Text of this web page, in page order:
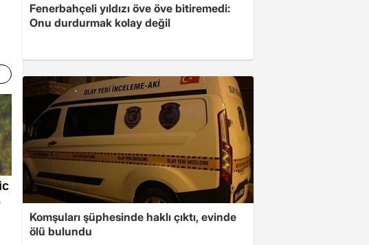
Fenerbahçeli yıldızı öve öve bitiremedi:
Onu durdurmak kolay değil
Komşuları şüphesinde haklı çıktı, evinde
ölü bulundu